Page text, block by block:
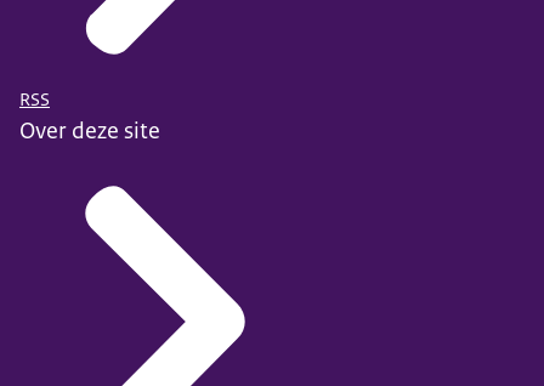
RSS
Over deze site